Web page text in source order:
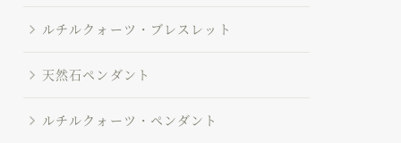
ルチルクォーツ・ブレスレット
天然石ペンダント
ルチルクォーツ・ペンダント